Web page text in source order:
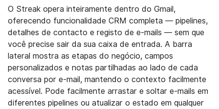
O Streak opera inteiramente dentro do Gmail,
oferecendo funcionalidade CRM completa — pipelines,
detalhes de contacto e registo de e-mails — sem que
você precise sair da sua caixa de entrada. A barra
lateral mostra as etapas do negócio, campos
personalizados e notas partilhadas ao lado de cada
conversa por e-mail, mantendo o contexto facilmente
acessível. Pode facilmente arrastar e soltar e-mails em
diferentes pipelines ou atualizar o estado em qualquer